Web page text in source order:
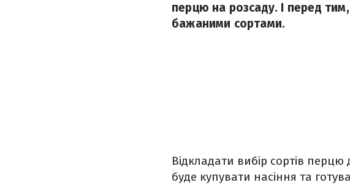
перцю на розсаду. І перед
бажаними сортами.
Відкладати вибір сортів
буде купувати насіння та